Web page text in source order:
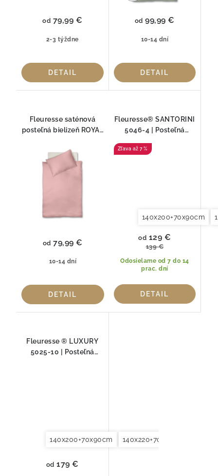
2-3 týždne
od 79,99 €
DETAIL
10-14 dní
od 99,99 €
DETAIL
Fleuresse saténová
posteľná bielizeň ROYAL
10-14 dní
od 79,99 €
DETAIL
Fleuresse® SANTORINI
5046-4 | Posteľná
až 7 %
140x200+70x90cm
Odosielame od 7 do 14
prac. dní
od 129 €
139 €
DETAIL
Fleuresse ® LUXURY
5025-10 | Posteľná
140x200+70x90cm 140x220+70x90cm
od 179 €